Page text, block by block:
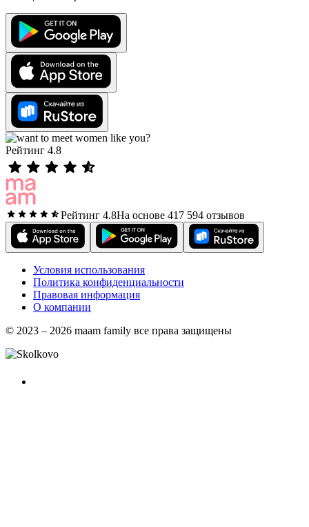
Рейтинг 4.8
Рейтинг 4.8На основе 417 594 отзывов
Условия использования
Политика конфиденциальности
Правовая информация
О компании
© 2023 – 2026 maam family все права защищены